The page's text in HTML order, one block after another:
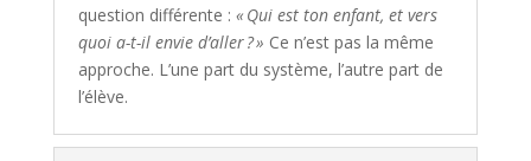
question différente : « Qui est ton enfant, et vers
quoi a-t-il envie d’aller ? » Ce n’est pas la même
approche. L’une part du système, l’autre part de
l’élève.